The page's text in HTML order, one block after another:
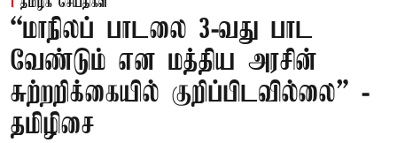
தமிழக செய்திகள்
“மாநிலப் பாடலை 3-வது பாட
வேண்டும் என மத்திய அரசின்
சுற்றறிக்கையில் குறிப்பிடவில்லை” -
தமிழிசை